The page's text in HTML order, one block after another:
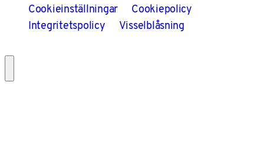
Cookieinställningar
Cookiepolicy
Integritetspolicy
Visselblåsning